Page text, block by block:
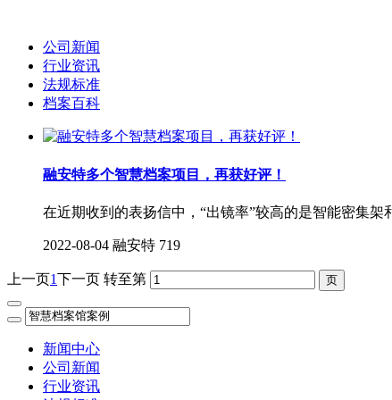
公司新闻
行业资讯
法规标准
档案百科
融安特多个智慧档案项目，再获好评！
在近期收到的表扬信中，“出镜率”较高的是智能密集
2022-08-04 融安特 719
上一页1下一页 转至第
新闻中心
公司新闻
行业资讯